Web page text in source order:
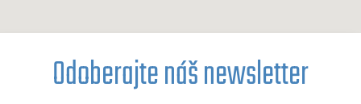
Odoberajte náš newsletter